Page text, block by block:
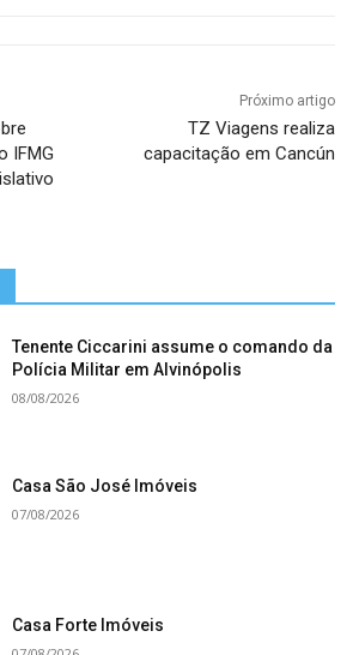
IFMG
Próximo artigo
TZ Viagens realiza
capacitação em Cancún
Tenente Ciccarini assume o comando da
Polícia Militar em Alvinópolis
08/08/2026
Casa São José Imóveis
07/08/2026
Casa Forte Imóveis